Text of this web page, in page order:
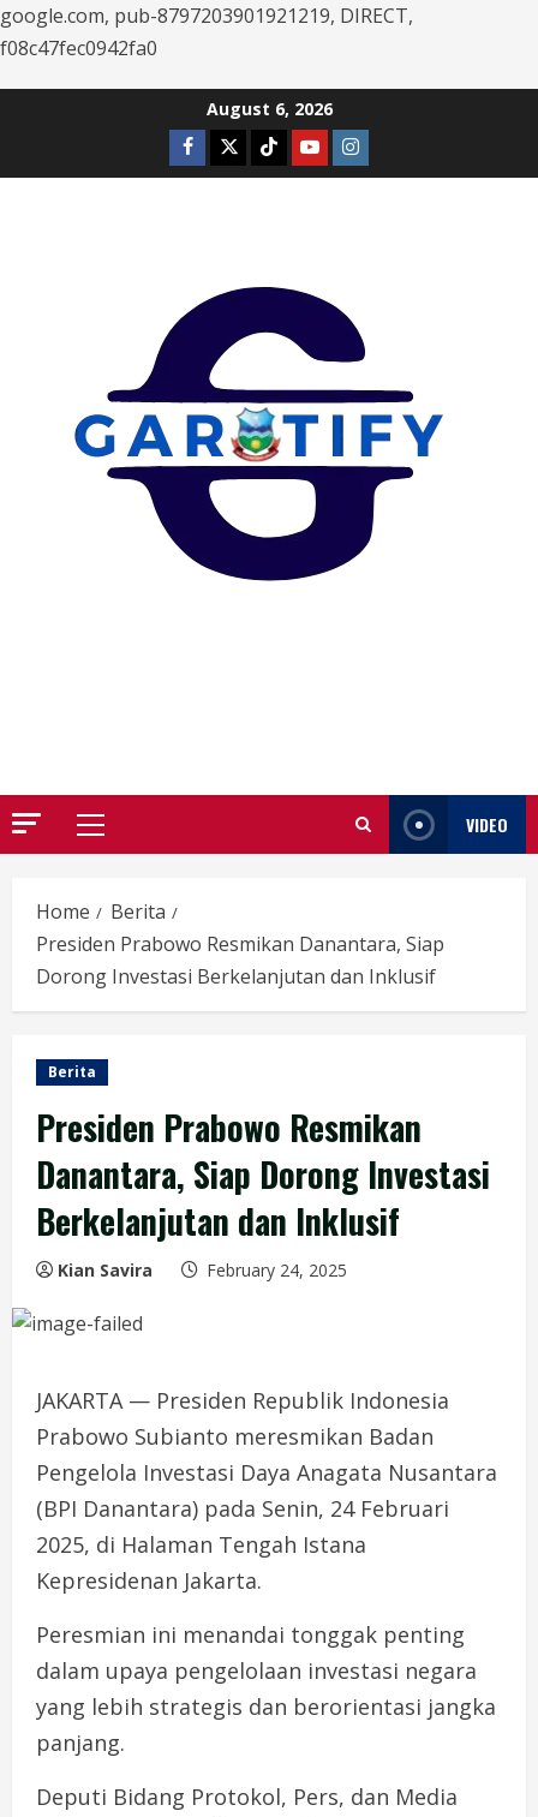
google.com, pub-8797203901921219, DIRECT,
f08c47fec0942fa0
August 6, 2026
Facebook
TwitterTiktokYoutubeInstagram
Primary
VIDEO
Home
Berita
Presiden Prabowo Resmikan Danantara, Siap
Dorong Investasi Berkelanjutan dan Inklusif
Berita
Presiden Prabowo Resmikan
Danantara, Siap Dorong Investasi
Berkelanjutan dan Inklusif
Kian Savira February 24, 2025
JAKARTA — Presiden Republik Indonesia
Prabowo Subianto meresmikan Badan
Pengelola Investasi Daya Anagata Nusantara
(BPI Danantara) pada Senin, 24 Februari
2025, di Halaman Tengah Istana
Kepresidenan Jakarta.
Peresmian ini menandai tonggak penting
dalam upaya pengelolaan investasi negara
yang lebih strategis dan berorientasi jangka
panjang.
Deputi Bidang Protokol, Pers, dan Media